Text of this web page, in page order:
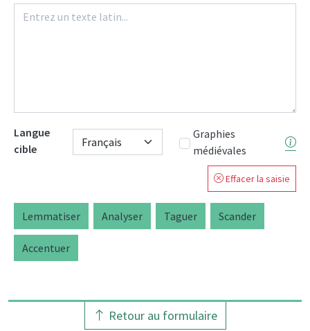
Langue
cible
Graphies
médiévales
Effacer la saisie
Lemmatiser Analyser Taguer Scander
Accentuer
Retour au formulaire